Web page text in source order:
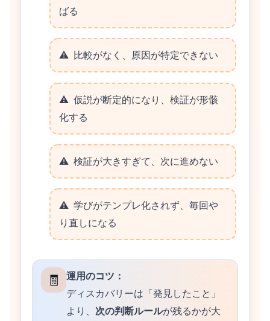
ばる
比較がなく、原因が特定できない
仮説が断定的になり、検証が形骸
化する
検証が大きすぎて、次に進めない
学びがテンプレ化されず、毎回や
り直しになる
🧾
運用のコツ：
ディスカバリーは「発見したこと」
より、 次の判断ルールが残るかが大